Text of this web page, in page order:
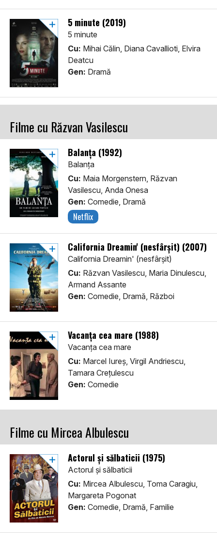
5 minute (2019)
5 minute
Cu: Mihai Călin, Diana Cavallioti, Elvira
Deatcu
Gen: Dramă
Filme cu Răzvan Vasilescu
Balanța (1992)
Balanța
Cu: Maia Morgenstern, Răzvan
Vasilescu, Anda Onesa
Gen: Comedie, Dramă
Netflix
California Dreamin' (nesfârșit) (2007)
California Dreamin' (nesfârșit)
Cu: Răzvan Vasilescu, Maria Dinulescu,
Armand Assante
Gen: Comedie, Dramă, Război
Vacanța cea mare (1988)
Vacanța cea mare
Cu: Marcel Iureș, Virgil Andriescu,
Tamara Crețulescu
Gen: Comedie
Filme cu Mircea Albulescu
Actorul și sălbaticii (1975)
Actorul și sălbaticii
Cu: Mircea Albulescu, Toma Caragiu,
Margareta Pogonat
Gen: Comedie, Dramă, Familie